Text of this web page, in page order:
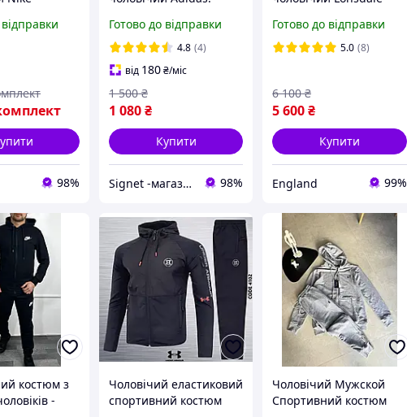
98%
Адідас
Готово до відправки
4.8 (4)
від 180₴/міс
1 080₴
1 500 ₴
Купити
Signet -магазин для всієї родини 98%
джентльмени)
Gentlemen з Англії в
Готово до відправки
5.0 (8)
5 600₴
6 100 ₴
Купити
England 99%
костюм з
-
Чоловічий еластиковий
спортивний костюм
Чоловічий Мужской
Спортивний костюм